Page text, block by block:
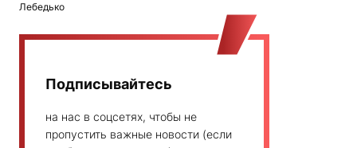
Лебедько
Подписывайтесь
на нас в соцсетях, чтобы не
пропустить важные новости (если